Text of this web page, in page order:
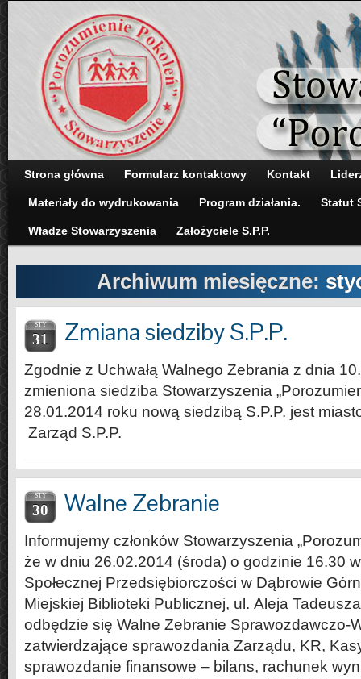
Strona główna Formularz kontaktowy Kontakt
Materiały do wydrukowania Program działania. Statut
Władze Stowarzyszenia Założyciele S.P.P.
Archiwum miesięczne:
STY
31 Zmiana siedziby S.P.P.
Zgodnie z Uchwałą Walnego Zebrania z dnia
zmieniona siedziba Stowarzyszenia
28.01.2014 roku nową siedzibą S.P.P. jest
Zarząd S.P.P.
STY
30 Walne Zebranie
Informujemy członków Stowarzyszenia
że w dniu 26.02.2014 (środa) o godzinie 16.30
Społecznej Przedsiębiorczości w Dąbrowie
Miejskiej Biblioteki Publicznej, ul. Aleja
odbędzie się Walne Zebranie Sprawozdawczo-
zatwierdzające sprawozdania Zarządu, KR,
sprawozdanie finansowe – bilans, rachunek